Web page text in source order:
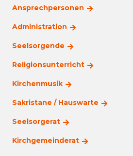
Ansprechpersonen
Administration
Seelsorgende
Religionsunterricht
Kirchenmusik
Sakristane / Hauswarte
Seelsorgerat
Kirchgemeinderat